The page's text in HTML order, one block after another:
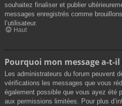
souhaitez finaliser et publier
messages enregistrés comme
l’utilisateur.
Haut
Pourquoi mon message a-t-il
Les administrateurs du forum peuvent
vérifications les messages que vous
également possible que vous ayez été
aux permissions limitées. Pour plus